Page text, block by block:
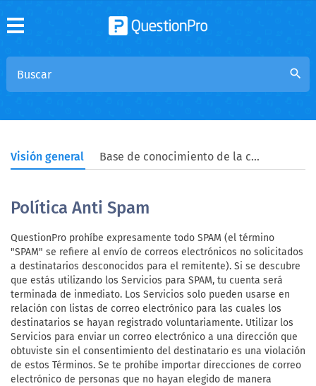
search
Visión general Base de conocimiento de la comunidad
Política Anti Spam
QuestionPro prohíbe expresamente todo SPAM (el término
"SPAM" se refiere al envío de correos electrónicos no solicitados
a destinatarios desconocidos para el remitente). Si se descubre
que estás utilizando los Servicios para SPAM, tu cuenta será
terminada de inmediato. Los Servicios solo pueden usarse en
relación con listas de correo electrónico para las cuales los
destinatarios se hayan registrado voluntariamente. Utilizar los
Servicios para enviar un correo electrónico a una dirección que
obtuviste sin el consentimiento del destinatario es una violación
de estos Términos. Se te prohíbe importar direcciones de correo
electrónico de personas que no hayan elegido de manera